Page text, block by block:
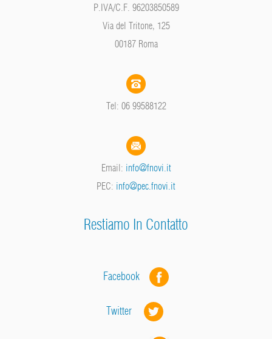
P.IVA/C.F. 96203850589
Via del Tritone, 125
00187 Roma
Tel: 06 99588122
Email: info@fnovi.it
PEC: info@pec.fnovi.it
Restiamo In Contatto
Facebook
Twitter